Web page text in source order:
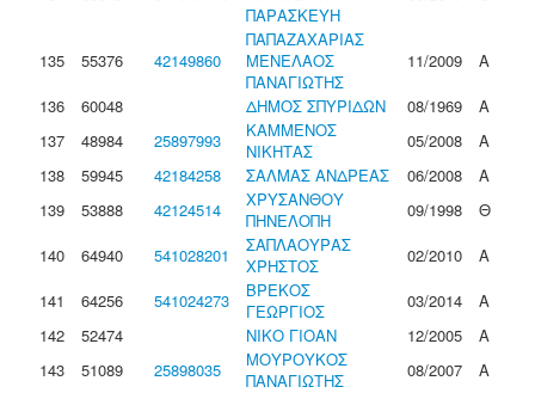
ΠΑΡΑΣΚΕΥΗ
135 55376 42149860
ΠΑΠΑΖΑΧΑΡΙΑΣ
ΜΕΝΕΛΑΟΣ
ΠΑΝΑΓΙΩΤΗΣ
11/2009
Α
136
60048 ΔΗΜΟΣ ΣΠΥΡΙΔΩΝ 08/1969
Α
137
48984 25897993
ΚΑΜΜΕΝΟΣ
ΝΙΚΗΤΑΣ
05/2008
Α
138
59945 42184258 ΣΑΛΜΑΣ ΑΝΔΡΕΑΣ 06/2008
Α
139
53888 42124514
ΧΡΥΣΑΝΘΟΥ
ΠΗΝΕΛΟΠΗ
09/1998
Θ
140
64940 541028201
ΣΑΠΛΑΟΥΡΑΣ
ΧΡΗΣΤΟΣ
02/2010
Α
141
64256 541024273
ΒΡΕΚΟΣ
ΓΕΩΡΓΙΟΣ
03/2014
Α
142
52474 ΝΙΚΟ ΓΙΟΑΝ 12/2005
Α
143
51089 25898035
ΜΟΥΡΟΥΚΟΣ
ΠΑΝΑΓΙΩΤΗΣ
08/2007
Α